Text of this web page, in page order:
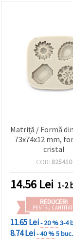
Matriță / Formă
73x74x12 mm,
cristal
COD: 825410
14.56 Lei 1-2
REDUCERI
PENTRU
11.65 Lei- 20 %3-4
8.74 Lei- 40 %5